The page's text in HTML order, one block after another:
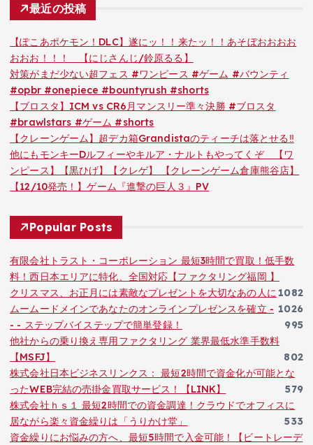
最近の投稿
【ぽこあポケモン！DLC】遂にッ！！来たッ！！あそぼおおおお
おおお！！！ 【にじさんじ/鈴原るる】
対策がまだ少ない超フェス #ワンピース #ゲーム #バウンティ
#opbr #onepiece #bountyrush #shorts
【ブロスタ】ICM vs CR6月マンスリー準々決勝 #ブロスタ
#brawlstars #ゲーム #shorts
【クレーンゲーム】超デカ箱Grandistaのティーチは落とせる‼︎
他にもモンキーDルフィーやキルア・ナルトもやってくぞ 【ワ
ンピース】【黒ひげ】【クレゲ】 【クレーンゲーム倉庫熊谷店】
【12/10発売！】ゲーム『進撃の巨人３』PV
Popular Posts
有限会社トラスト・コーポレーション 最短3時間で買取！低手数
料！西日本エリアに特化、全国対応【ファクタリング福岡 】
1082
クリスマス、お正月には素敵なプレゼントを大切なあの人に
1026
ムームードメインであなたのオンラインプレゼンスを確立 -
- - ステップバイステップで簡単登録！
995
他社からの乗り換え専用ファクタリング 業界最低水準手数料
【MSFJ】
802
株式会社日本ビジネスリンクス： 最短2時間で資金化が可能とな
ったWEB完結の売掛金買取サービス！【LINK】
579
株式会社ｈｓ１ 最短2時間での資金調達！クラウドでオフィスに
居ながら楽々資金繰りは「うりかけ堂」
533
資金繰りにお悩みの方へ、最短5時間で入金可能！【ビートレーデ